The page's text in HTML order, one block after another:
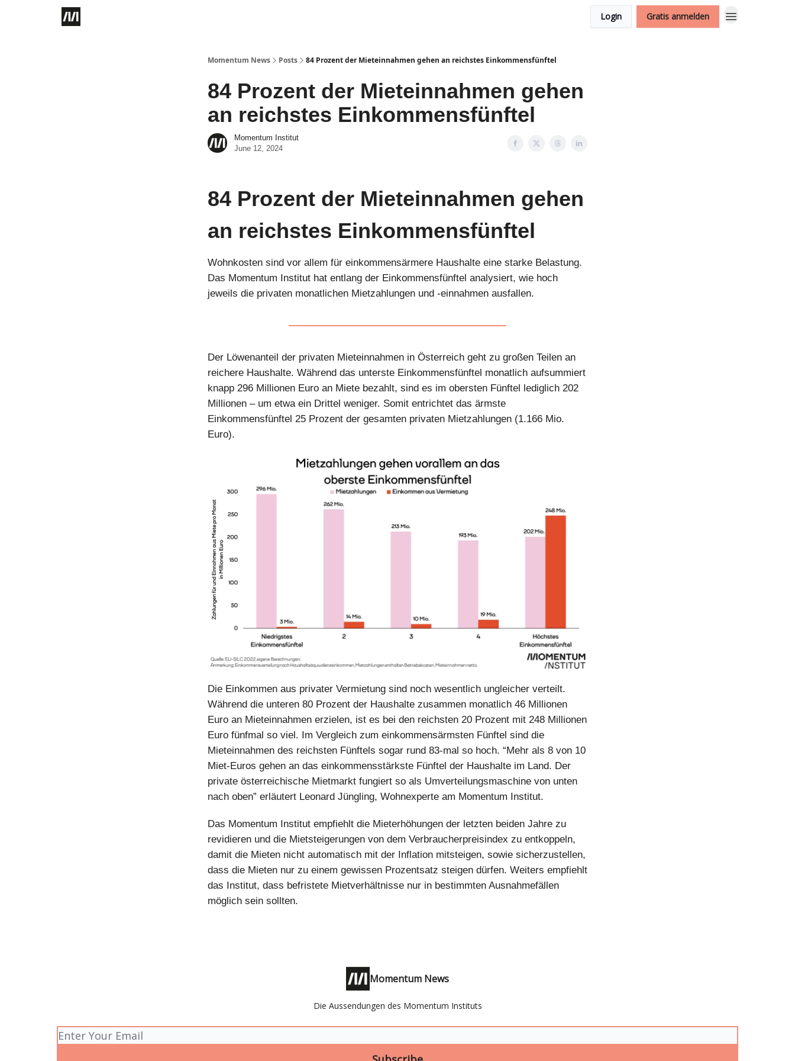
Login Gratis anmelden
Momentum News Posts 84 Prozent der Mieteinnahmen gehen an reichstes Einkommensfünftel
84 Prozent der Mieteinnahmen gehen
an reichstes Einkommensfünftel
Momentum Institut
June 12, 2024
84 Prozent der Mieteinnahmen gehen
an reichstes Einkommensfünftel
Wohnkosten sind vor allem für einkommensärmere Haushalte eine starke Belastung.
Das Momentum Institut hat entlang der Einkommensfünftel analysiert, wie hoch
jeweils die privaten monatlichen Mietzahlungen und -einnahmen ausfallen.
Der Löwenanteil der privaten Mieteinnahmen in Österreich geht zu großen Teilen an
reichere Haushalte. Während das unterste Einkommensfünftel monatlich aufsummiert
knapp 296 Millionen Euro an Miete bezahlt, sind es im obersten Fünftel lediglich 202
Millionen – um etwa ein Drittel weniger. Somit entrichtet das ärmste
Einkommensfünftel 25 Prozent der gesamten privaten Mietzahlungen (1.166 Mio.
Euro).
Die Einkommen aus privater Vermietung sind noch wesentlich ungleicher verteilt.
Während die unteren 80 Prozent der Haushalte zusammen monatlich 46 Millionen
Euro an Mieteinnahmen erzielen, ist es bei den reichsten 20 Prozent mit 248 Millionen
Euro fünfmal so viel. Im Vergleich zum einkommensärmsten Fünftel sind die
Mieteinnahmen des reichsten Fünftels sogar rund 83-mal so hoch. “Mehr als 8 von 10
Miet-Euros gehen an das einkommensstärkste Fünftel der Haushalte im Land. Der
private österreichische Mietmarkt fungiert so als Umverteilungsmaschine von unten
nach oben” erläutert Leonard Jüngling, Wohnexperte am Momentum Institut.
Das Momentum Institut empfiehlt die Mieterhöhungen der letzten beiden Jahre zu
revidieren und die Mietsteigerungen von dem Verbraucherpreisindex zu entkoppeln,
damit die Mieten nicht automatisch mit der Inflation mitsteigen, sowie sicherzustellen,
dass die Mieten nur zu einem gewissen Prozentsatz steigen dürfen. Weiters empfiehlt
das Institut, dass befristete Mietverhältnisse nur in bestimmten Ausnahmefällen
möglich sein sollten.
Momentum News
Die Aussendungen des Momentum Instituts